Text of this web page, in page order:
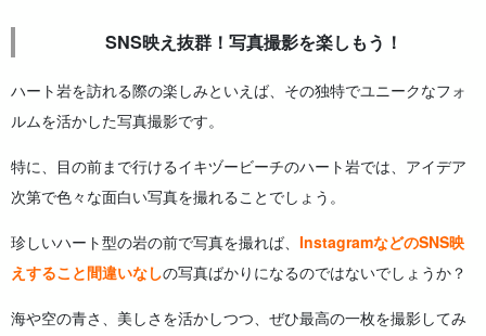
SNS映え抜群！写真撮影を楽しもう！
ハート岩を訪れる際の楽しみといえば、その独特でユニークなフォ
ルムを活かした写真撮影です。
特に、目の前まで行けるイキヅービーチのハート岩では、アイデア
次第で色々な面白い写真を撮れることでしょう。
珍しいハート型の岩の前で写真を撮れば、 InstagramなどのSNS映
えすること間違いなしの写真ばかりになるのではないでしょうか？
海や空の青さ、美しさを活かしつつ、ぜひ最高の一枚を撮影してみ